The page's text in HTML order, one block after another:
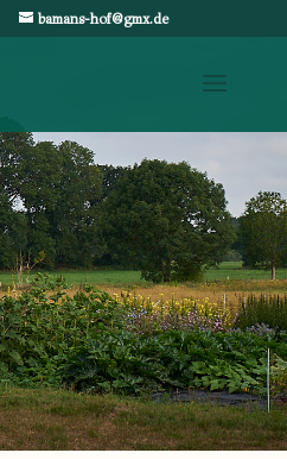
bamans-hof@gmx.de